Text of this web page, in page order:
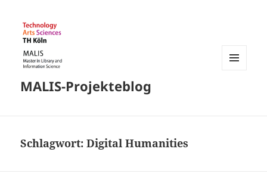
MALIS-Projekteblog
Schlagwort:Digital Humanities